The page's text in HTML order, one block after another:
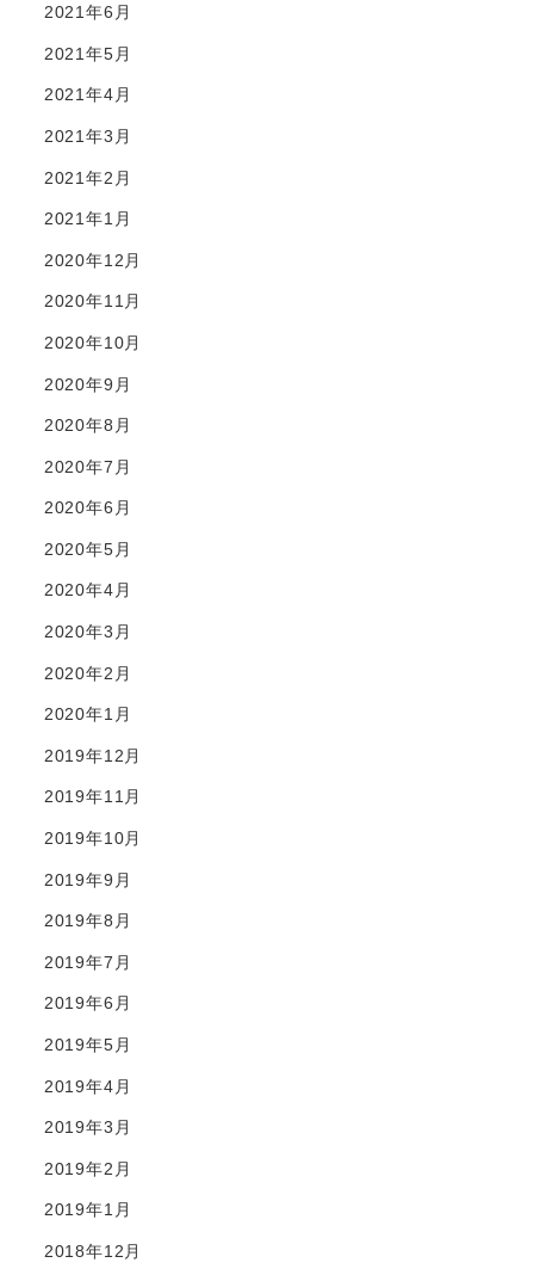
2021年6月
2021年5月
2021年4月
2021年3月
2021年2月
2021年1月
2020年12月
2020年11月
2020年10月
2020年9月
2020年8月
2020年7月
2020年6月
2020年5月
2020年4月
2020年3月
2020年2月
2020年1月
2019年12月
2019年11月
2019年10月
2019年9月
2019年8月
2019年7月
2019年6月
2019年5月
2019年4月
2019年3月
2019年2月
2019年1月
2018年12月